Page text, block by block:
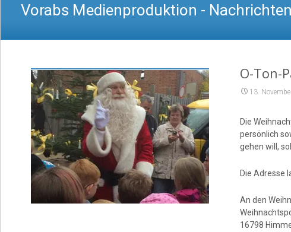
Vorabs Medienproduktion -
O-Ton-
13.
Die
persönlich
gehen will,
Die Adresse
An den
16798